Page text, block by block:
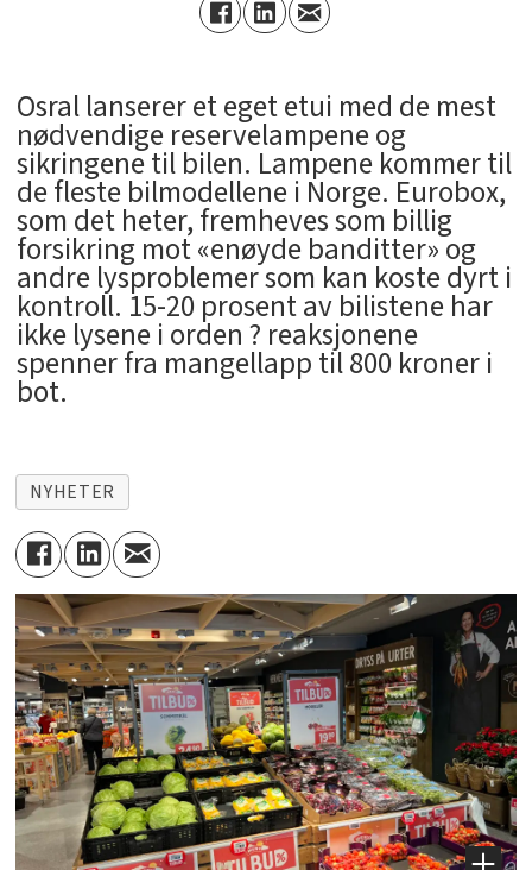
Osral lanserer et eget etui med de mest
nødvendige reservelampene og
sikringene til bilen. Lampene kommer til
de fleste bilmodellene i Norge. Eurobox,
som det heter, fremheves som billig
forsikring mot «enøyde banditter» og
andre lysproblemer som kan koste dyrt i
kontroll. 15-20 prosent av bilistene har
ikke lysene i orden ? reaksjonene
spenner fra mangellapp til 800 kroner i
bot.
NYHETER